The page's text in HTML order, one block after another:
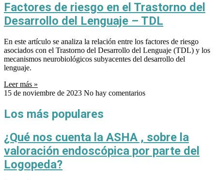
Factores de riesgo en el Trastorno del
Desarrollo del Lenguaje – TDL
En este artículo se analiza la relación entre los factores de riesgo
asociados con el Trastorno del Desarrollo del Lenguaje (TDL) y los
mecanismos neurobiológicos subyacentes del desarrollo del
lenguaje.
Leer más »
15 de noviembre de 2023 No hay comentarios
Los más populares
¿Qué nos cuenta la ASHA , sobre la
valoración endoscópica por parte del
Logopeda?